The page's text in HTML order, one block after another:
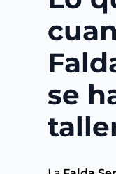
se